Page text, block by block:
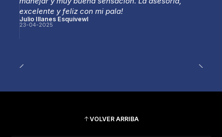
excelente y feliz con mi pala!
Julio Illanes Esquivewl
23-04-2025
VOLVER ARRIBA